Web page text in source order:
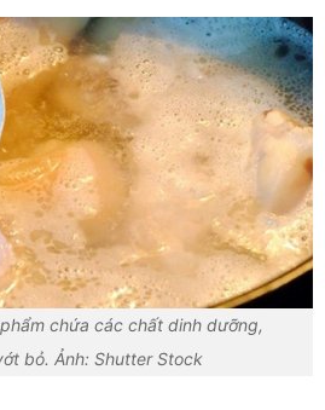
chứa các chất dinh dưỡng,
bỏ. Ảnh: Shutter Stock